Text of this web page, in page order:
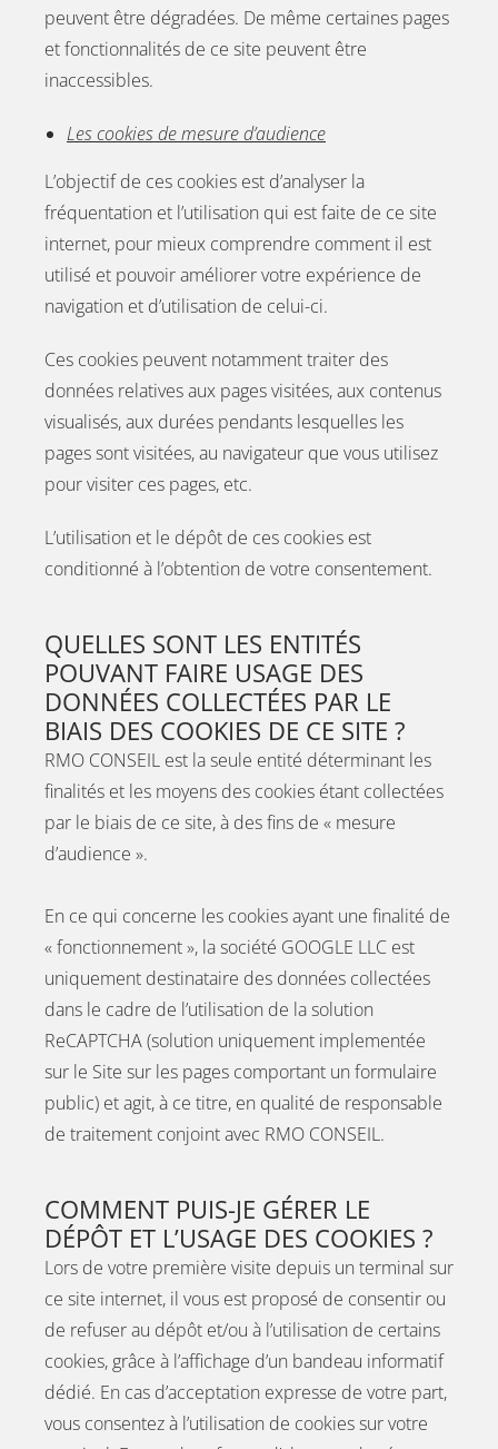
peuvent être dégradées. De même certaines pages
et fonctionnalités de ce site peuvent être
inaccessibles.
Les cookies de mesure d’audience
L’objectif de ces cookies est d’analyser la
fréquentation et l’utilisation qui est faite de ce site
internet, pour mieux comprendre comment il est
utilisé et pouvoir améliorer votre expérience de
navigation et d’utilisation de celui-ci.
Ces cookies peuvent notamment traiter des
données relatives aux pages visitées, aux contenus
visualisés, aux durées pendants lesquelles les
pages sont visitées, au navigateur que vous utilisez
pour visiter ces pages, etc.
L’utilisation et le dépôt de ces cookies est
conditionné à l’obtention de votre consentement.
QUELLES SONT LES ENTITÉS
POUVANT FAIRE USAGE DES
DONNÉES COLLECTÉES PAR LE
BIAIS DES COOKIES DE CE SITE ?
RMO CONSEIL est la seule entité déterminant les
finalités et les moyens des cookies étant collectées
par le biais de ce site, à des fins de « mesure
d’audience ».
En ce qui concerne les cookies ayant une finalité de
« fonctionnement », la société GOOGLE LLC est
uniquement destinataire des données collectées
dans le cadre de l’utilisation de la solution
ReCAPTCHA (solution uniquement implementée
sur le Site sur les pages comportant un formulaire
public) et agit, à ce titre, en qualité de responsable
de traitement conjoint avec RMO CONSEIL.
COMMENT PUIS-JE GÉRER LE
DÉPÔT ET L’USAGE DES COOKIES ?
Lors de votre première visite depuis un terminal sur
ce site internet, il vous est proposé de consentir ou
de refuser au dépôt et/ou à l’utilisation de certains
cookies, grâce à l’affichage d’un bandeau informatif
dédié. En cas d’acceptation expresse de votre part,
vous consentez à l’utilisation de cookies sur votre